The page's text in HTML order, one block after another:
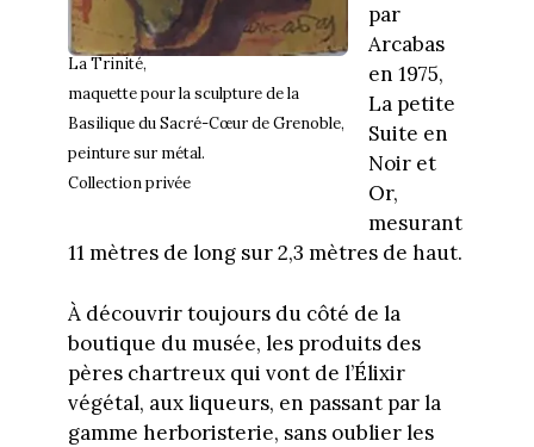
La Trinité,
maquette pour la sculpture de la
Basilique du Sacré-Cœur de Grenoble,
peinture sur métal.
Collection privée
par
Arcabas
en 1975,
La petite
Suite en
Noir et
Or,
mesurant
11 mètres de long sur 2,3 mètres de haut.
À découvrir toujours du côté de la
boutique du musée, les produits des
pères chartreux qui vont de l’Élixir
végétal, aux liqueurs, en passant par la
gamme herboristerie, sans oublier les